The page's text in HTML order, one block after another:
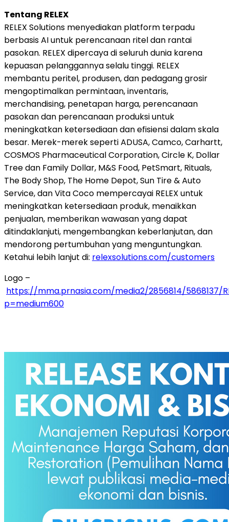
Tentang RELEX
RELEX Solutions menyediakan platform terpadu
berbasis AI untuk perencanaan ritel dan rantai
pasokan. RELEX dipercaya di seluruh dunia karena
kepuasan pelanggannya selalu tinggi. RELEX
membantu peritel, produsen, dan pedagang grosir
mengoptimalkan permintaan, inventaris,
merchandising, penetapan harga, perencanaan
pasokan dan perencanaan produksi untuk
meningkatkan ketersediaan dan efisiensi dalam skala
besar. Merek-merek seperti ADUSA, Camco, Carhartt,
COSMOS Pharmaceutical Corporation, Circle K, Dollar
Tree dan Family Dollar, M&S Food, PetSmart, Rituals,
The Body Shop, The Home Depot, Sun Tire & Auto
Service, dan Vita Coco mempercayai RELEX untuk
meningkatkan ketersediaan produk, menaikkan
penjualan, memberikan wawasan yang dapat
ditindaklanjuti, mengembangkan keberlanjutan, dan
mendorong pertumbuhan yang menguntungkan.
Ketahui lebih lanjut di: relexsolutions.com/customers
Logo –
https://mma.prnasia.com/media2/2856814/5868137/
p=medium600